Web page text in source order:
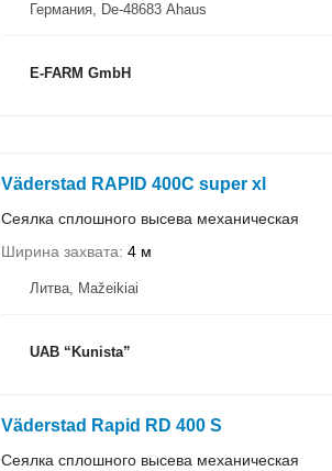
Германия, De-48683 Ahaus
E-FARM GmbH
Väderstad RAPID 400C super xl
Сеялка сплошного высева механическая
Ширина захвата 4 м
Литва, Mažeikiai
UAB “Kunista”
Väderstad Rapid RD 400 S
Сеялка сплошного высева механическая